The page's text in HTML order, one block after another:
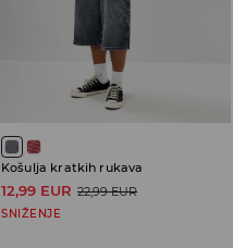
Košulja kratkih rukava
12,99 EUR 22,99 EUR
SNIŽENJE